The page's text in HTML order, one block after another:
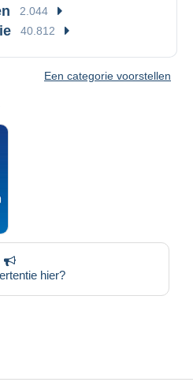
hier?
2.044
40.812
Een categorie voorstellen